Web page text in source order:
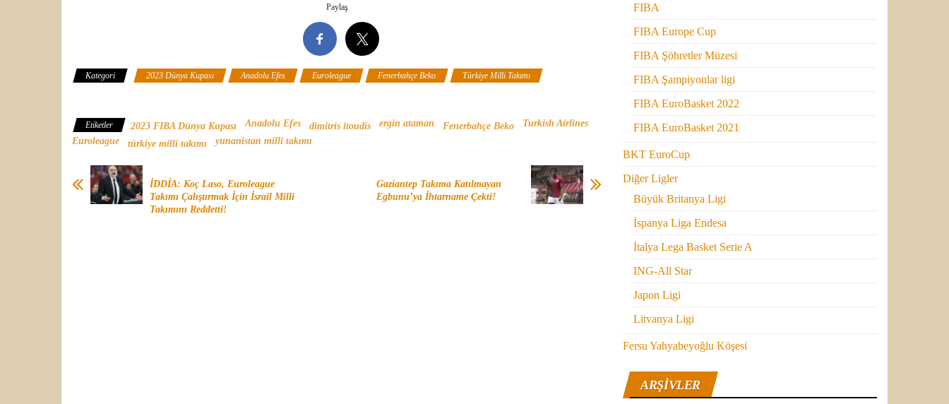
Paylaş
Kategori 2023 Dünya Kupası Anadolu Efes Euroleague Fenerbahçe Beko Türkiye Milli Takımı
Etiketler 2023 FIBA Dünya Kupası Anadolu Efes dimitris itoudis ergin ataman Fenerbahçe Beko
Turkish Airlines
Euroleague
türkiye milli takımı yunanistan milli takımı
İDDİA: Koç Laso, Euroleague
Takımı Çalıştırmak İçin İsrail Milli
Takımını Reddetti!
Gaziantep Takıma Katılmayan
Egbunu’ya İhtarname Çekti!
FIBA
FIBA Europe Cup
FIBA Şöhretler Müzesi
FIBA Şampiyonlar ligi
FIBA EuroBasket 2022
FIBA EuroBasket 2021
BKT EuroCup
Diğer Ligler
Büyük Britanya Ligi
İspanya Liga Endesa
İtalya Lega Basket Serie A
ING-All Star
Japon Ligi
Litvanya Ligi
Fersu Yahyabeyoğlu Köşesi
ARŞIVLER